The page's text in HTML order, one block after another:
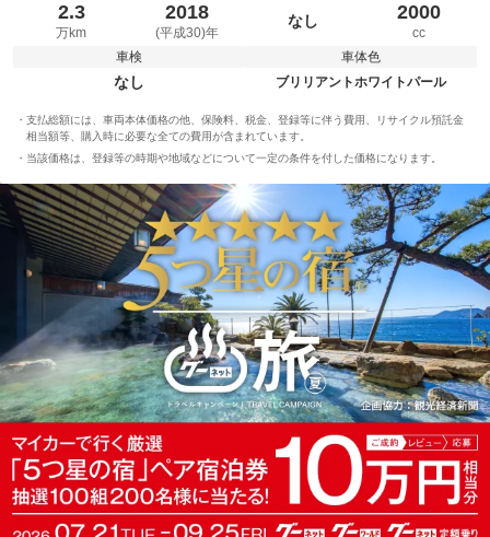
2.3
万km
2018
(平成30)年
なし 2000
cc
車検
なし
車体色
ブリリアントホワイトパール
支払総額には、車両本体価格の他、保険料、税金、登録等に伴う費用、リサイクル預託金
相当額等、購入時に必要な全ての費用が含まれています。
当該価格は、登録等の時期や地域などについて一定の条件を付した価格になります。